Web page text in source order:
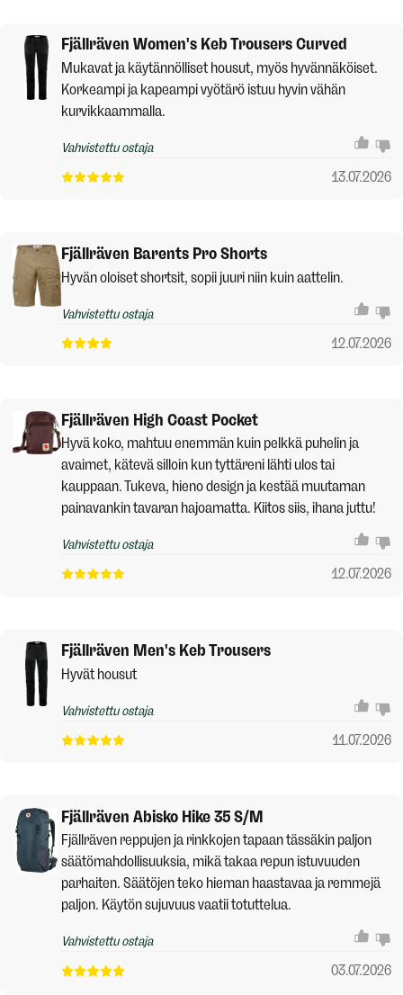
Fjällräven Women's Keb Trousers Curved
Mukavat ja käytännölliset housut, myös hyvännäköiset.
Korkeampi ja kapeampi vyötärö istuu hyvin vähän
kurvikkaammalla.
Vahvistettu ostaja
13.07.2026
Fjällräven Barents Pro Shorts
Hyvän oloiset shortsit, sopii juuri niin kuin aattelin.
Vahvistettu ostaja
12.07.2026
Fjällräven High Coast Pocket
Hyvä koko, mahtuu enemmän kuin pelkkä puhelin ja
avaimet, kätevä silloin kun tyttäreni lähti ulos tai
kauppaan. Tukeva, hieno design ja kestää muutaman
painavankin tavaran hajoamatta. Kiitos siis, ihana juttu!
Vahvistettu ostaja
12.07.2026
Fjällräven Men's Keb Trousers
Hyvät housut
Vahvistettu ostaja
11.07.2026
Fjällräven Abisko Hike 35 S/M
Fjällräven reppujen ja rinkkojen tapaan tässäkin paljon
säätömahdollisuuksia, mikä takaa repun istuvuuden
parhaiten. Säätöjen teko hieman haastavaa ja remmejä
paljon. Käytön sujuvuus vaatii totuttelua.
Vahvistettu ostaja
03.07.2026